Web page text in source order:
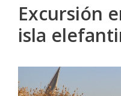
Excursión
isla